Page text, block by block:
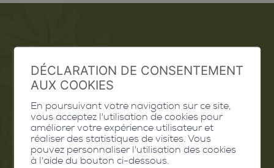
Emploi
Contact
Extranet
Valais Excellence
DÉCLARATION DE CONSENTEMENT
AUX COOKIES
En poursuivant votre navigation sur ce site,
vous acceptez l'utilisation de cookies pour
améliorer votre expérience utilisateur et
réaliser des statistiques de visites. Vous
pouvez personnaliser l'utilisation des cookies
à l'aide du bouton ci-dessous.